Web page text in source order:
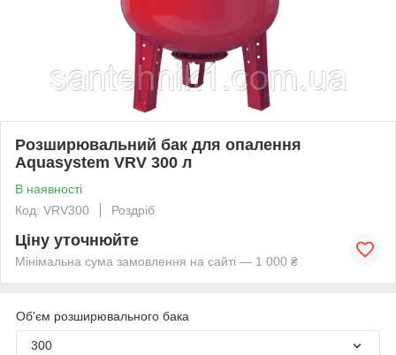
Розширювальний бак для опалення
Aquasystem VRV 300 л
В наявності
Код: VRV300
Роздріб
Ціну уточнюйте
Мінімальна сума замовлення на сайті — 1 000 ₴
Об'єм розширювального бака
300